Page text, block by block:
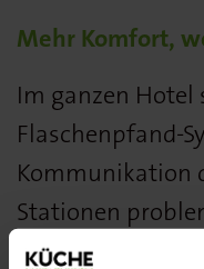
Mehr Komfort,
Im ganzen Hotel
Flaschenpfand-
Kommunikation
Stationen
Besonders